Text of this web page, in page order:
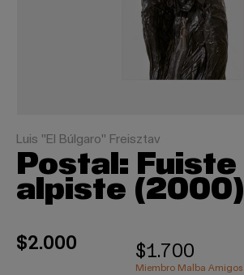
Luis "El Búlgaro" Freisztav
Postal: Fuiste
alpiste (2000)
$2.000 $1.700
Miembro Malba Amigos